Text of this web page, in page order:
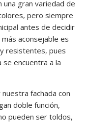
gran variedad de
pero siempre
antes de decidir
aconsejable es
resistentes, pues
encuentra a la
fachada con
doble función,
pueden ser toldos,